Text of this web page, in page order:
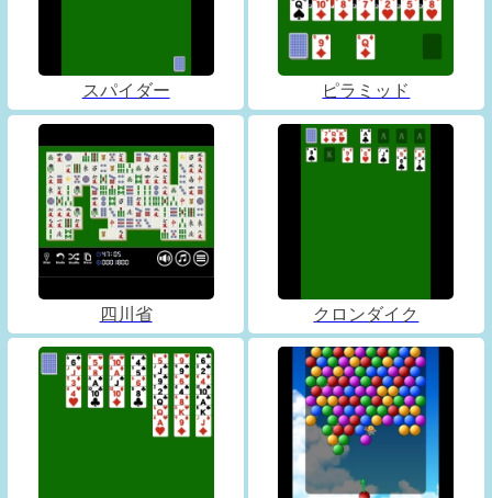
スパイダー ピラミッド
四川省 クロンダイク